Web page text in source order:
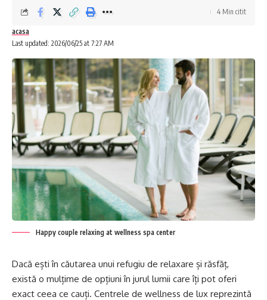
Last updated: 2026/06/25 at 7:27 AM
acasa
4 Min citit
Happy couple relaxing at wellness spa center
Dacă ești în căutarea unui refugiu de relaxare și răsfăț,
există o mulțime de opțiuni în jurul lumii care îți pot oferi
exact ceea ce cauți. Centrele de wellness de lux reprezintă